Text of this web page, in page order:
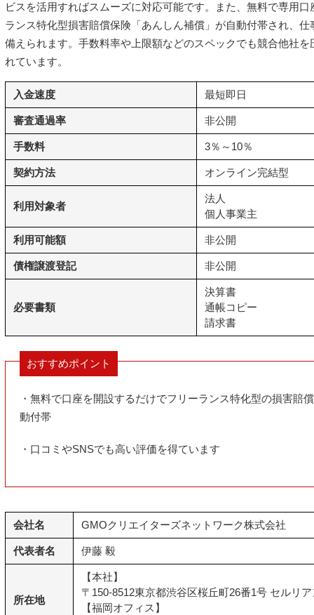
ビスを活用すればスムーズに対応可能です。また、無料で専用
ランス特化型損害賠償保険「あんしん補償」が自動付帯され、
備えられます。手数料率や上限額などのスペックでも競合他社
れています。
入金速度 最短即日
審査通過率 非公開
手数料 3％～10％
契約方法 オンライン完結型
利用対象者
法人
個人事業主
利用可能額 非公開
債権譲渡登記 非公開
必要書類
決算書
通帳コピー
請求書
おすすめポイント
・無料で口座を開設するだけでフリーランス特化型の損害賠
動付帯
・口コミやSNSでも高い評価を得ています
会社名 GMOクリエイターズネットワーク株式会社
代表者名 伊藤 毅
所在地
【本社】
〒150-8512東京都渋谷区桜丘町26番1号 セルリ
【福岡オフィス】